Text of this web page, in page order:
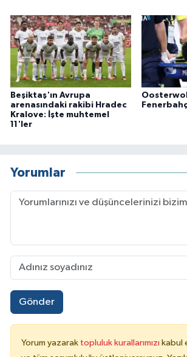
Beşiktaş'ın Avrupa
arenasındaki rakibi Hradec
Kralove: İşte muhtemel
11'ler
Yorumlar
Gönder
Yorum yazarak topluluk kurallarımızı kabul